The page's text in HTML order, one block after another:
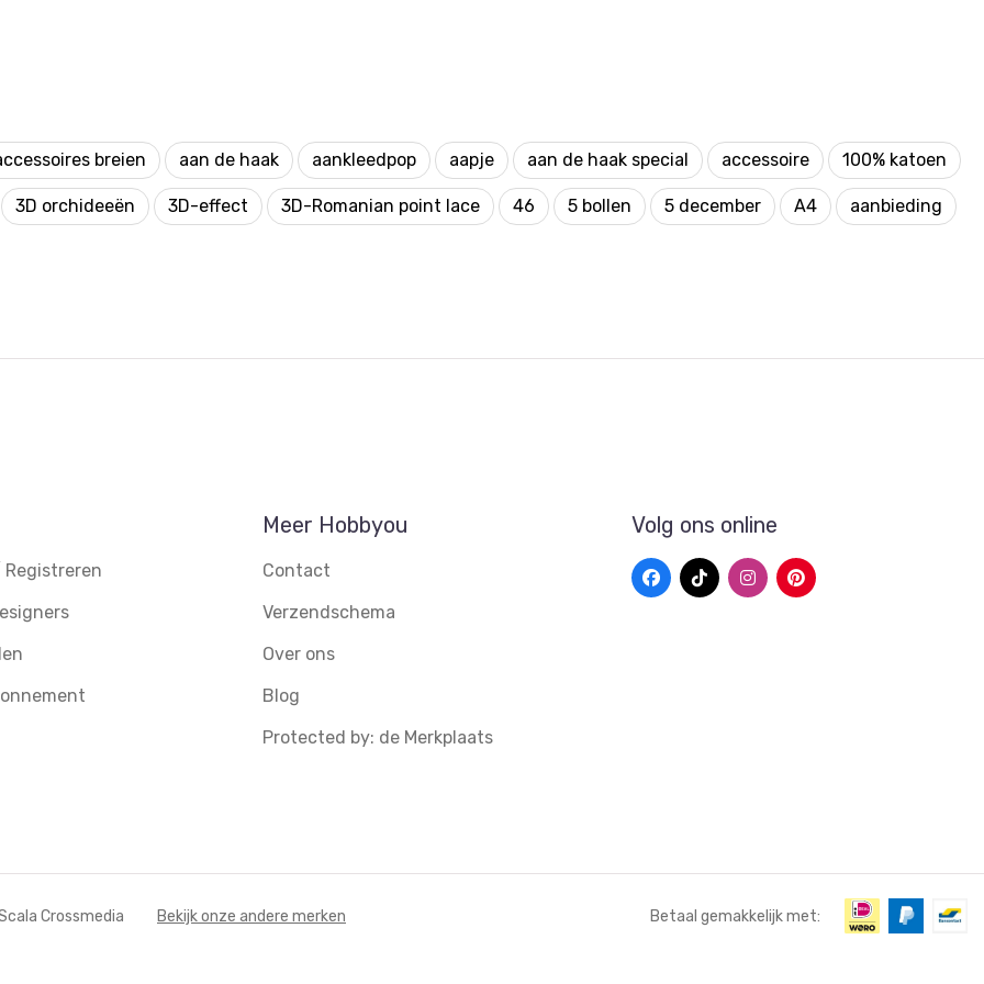
breien aan de haak aankleedpop aapje aan de haak special accessoire 100% katoen
3D orchideeën 3D-effect 3D-Romanian point lace 46 5 bollen 5 december A4 aanbieding
Meer Hobbyou
Contact
Verzendschema
Over ons
Blog
Protected by: de Merkplaats
Volg ons online
Crossmedia Bekijk onze andere merken Betaal gemakkelijk met: